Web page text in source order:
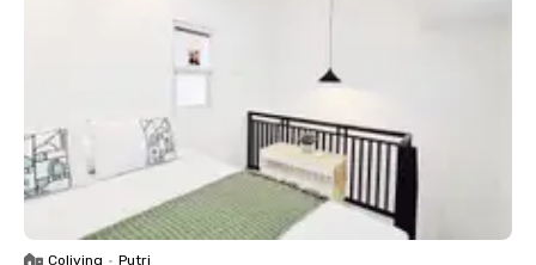
Coliving • Putri